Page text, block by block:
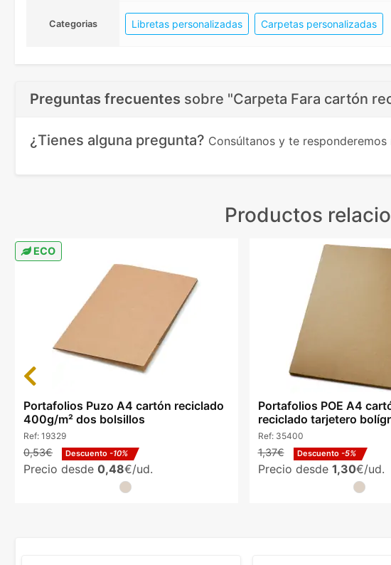
Categorias Libretas personalizadas Carpetas personalizadas
Preguntas frecuentes sobre "Carpeta Fara cartón
¿Tienes alguna pregunta? Consúltanos y te responderemos
Productos
ECO
Portafolios Puzo A4 cartón reciclado
400g/m² dos bolsillos
Ref: 19329
0,53€ Descuento -10%
Precio desde 0,48€/ud.
Portafolios POE A4
reciclado tarjetero
Ref: 35400
1,37€ Descuento -5%
Precio desde 1,30€/ud.
Previous